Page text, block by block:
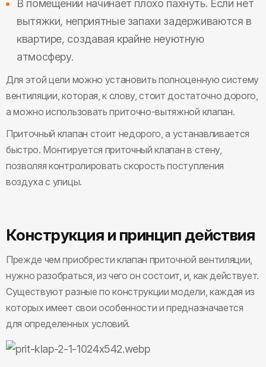
В помещении начинает плохо пахнуть. Если нет
вытяжки, неприятные запахи задерживаются в
квартире, создавая крайне неуютную
атмосферу.
Для этой цели можно установить полноценную систему
вентиляции, которая, к слову, стоит достаточно дорого,
а можно использовать приточно-вытяжной клапан.
Приточный клапан стоит недорого, а устанавливается
быстро. Монтируется приточный клапан в стену,
позволяя контролировать скорость поступления
воздуха с улицы.
Конструкция и принцип действия
Прежде чем приобрести клапан приточной вентиляции,
нужно разобраться, из чего он состоит, и, как действует.
Существуют разные по конструкции модели, каждая из
которых имеет свои особенности и предназначается
для определенных условий.